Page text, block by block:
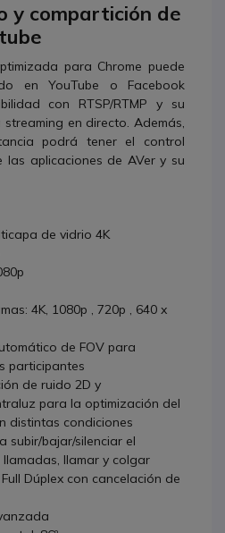
y compartición de
para Chrome puede
en YouTube o Facebook
con RTSP/RTMP y su
en directo. Además,
podrá tener el control
aplicaciones de AVer y su
de vidrio 4K
4K, 1080p , 720p , 640 x
de FOV para
participantes
de ruido 2D y
para la optimización del
distintas condiciones
subir/bajar/silenciar el
llamar y colgar
Dúplex con cancelación de